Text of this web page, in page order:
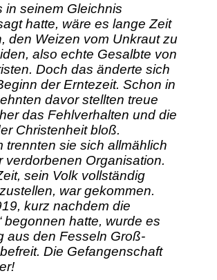
in seinem Gleichnis
hatte, wäre es lange Zeit
den Weizen vom Unkraut zu
also echte Gesalbte von
Doch das änderte sich
der Erntezeit. Schon in
davor stellten treue
das Fehlverhalten und die
Christenheit bloß.
trennten sie sich allmählich
verdorbenen Organisation.
sein Volk vollständig
war gekommen.
kurz nachdem die
begonnen hatte, wurde es
aus den Fesseln Groß-
Die Gefangenschaft